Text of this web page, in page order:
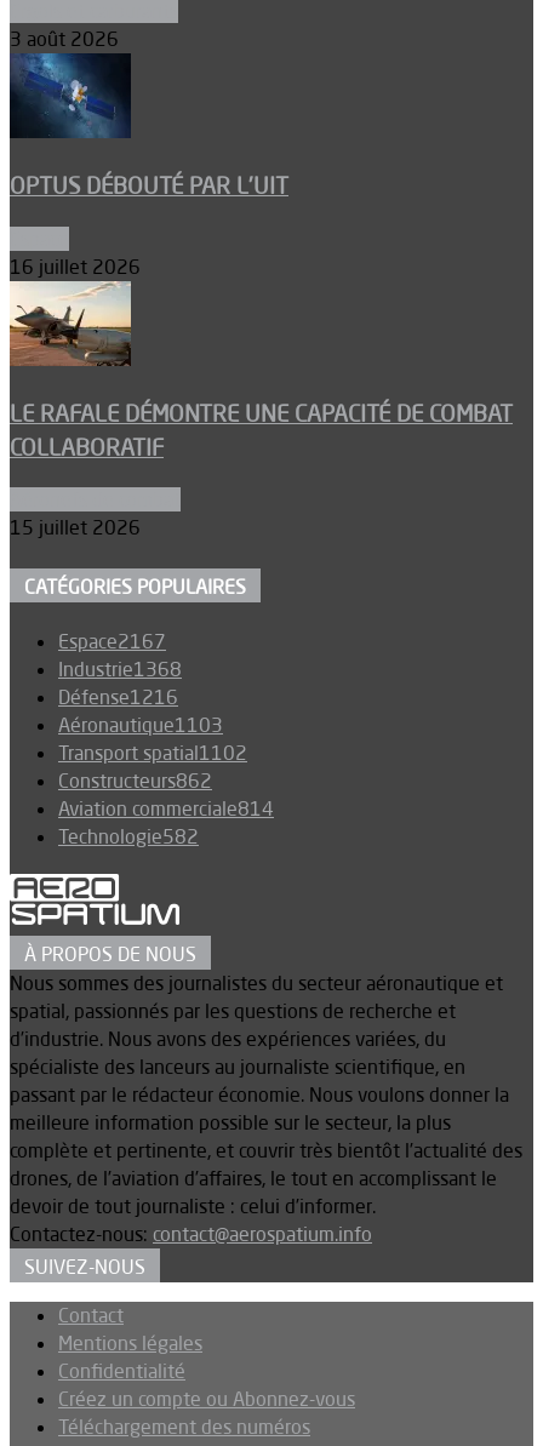
3 août 2026
OPTUS DÉBOUTÉ PAR L’UIT
16 juillet 2026
LE RAFALE DÉMONTRE UNE CAPACITÉ DE COMBAT
COLLABORATIF
15 juillet 2026
CATÉGORIES POPULAIRES
Espace2167
Industrie1368
Défense1216
Aéronautique1103
Transport spatial1102
Constructeurs862
Aviation commerciale814
Technologie582
À PROPOS DE NOUS
Nous sommes des journalistes du secteur aéronautique et
spatial, passionnés par les questions de recherche et
d’industrie. Nous avons des expériences variées, du
spécialiste des lanceurs au journaliste scientifique, en
passant par le rédacteur économie. Nous voulons donner la
meilleure information possible sur le secteur, la plus
complète et pertinente, et couvrir très bientôt l’actualité des
drones, de l’aviation d’affaires, le tout en accomplissant le
devoir de tout journaliste : celui d’informer.
Contactez-nous: contact@aerospatium.info
SUIVEZ-NOUS
Contact
Mentions légales
Confidentialité
Créez un compte ou Abonnez-vous
Téléchargement des numéros